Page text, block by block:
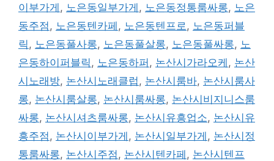
이부가게 , 노은동일부가게 , 노은동정통룸싸롱, 노은
동주점 , 노은동텐카페 , 노은동텐프로 , 노은동퍼블
릭 , 노은동풀사롱, 노은동풀살롱, 노은동풀싸롱, 노
은동하이퍼블릭 , 노은동하퍼 , 논산시가라오케 , 논산
시노래방, 논산시노래클럽 , 논산시룸바, 논산시룸사
롱, 논산시룸살롱, 논산시룸싸롱, 논산시비지니스룸
싸롱, 논산시셔츠룸싸롱, 논산시유흥업소, 논산시유
흥주점 , 논산시이부가게 , 논산시일부가게 , 논산시정
통룸싸롱, 논산시주점 , 논산시텐카페 , 논산시텐프